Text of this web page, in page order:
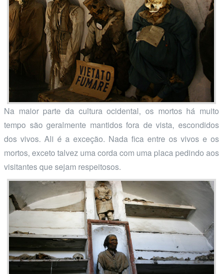
Na maior parte da cultura ocidental, os mortos há muito
tempo são geralmente mantidos fora de vista, escondidos
dos vivos. Ali é a exceção. Nada fica entre os vivos e os
mortos, exceto talvez uma corda com uma placa pedindo aos
visitantes que sejam respeitosos.